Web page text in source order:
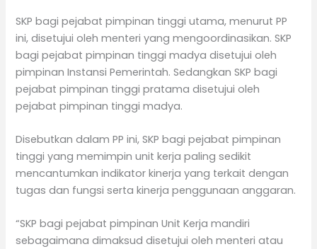
SKP bagi pejabat pimpinan tinggi utama, menurut PP
ini, disetujui oleh menteri yang mengoordinasikan. SKP
bagi pejabat pimpinan tinggi madya disetujui oleh
pimpinan Instansi Pemerintah. Sedangkan SKP bagi
pejabat pimpinan tinggi pratama disetujui oleh
pejabat pimpinan tinggi madya.
Disebutkan dalam PP ini, SKP bagi pejabat pimpinan
tinggi yang memimpin unit kerja paling sedikit
mencantumkan indikator kinerja yang terkait dengan
tugas dan fungsi serta kinerja penggunaan anggaran.
“SKP bagi pejabat pimpinan Unit Kerja mandiri
sebagaimana dimaksud disetujui oleh menteri atau